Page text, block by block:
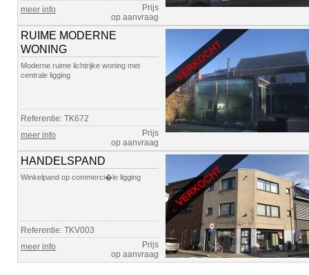
Prijs
op aanvraag
meer info
RUIME MODERNE
WONING
Moderne ruime lichtrijke woning met
centrale ligging
Referentie: TK672
Prijs
op aanvraag
meer info
HANDELSPAND
Winkelpand op commerci�le ligging
Referentie: TKV003
Prijs
op aanvraag
meer info